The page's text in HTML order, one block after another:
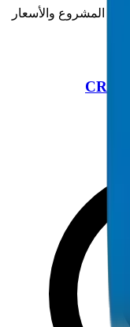
المشروع والأسعار